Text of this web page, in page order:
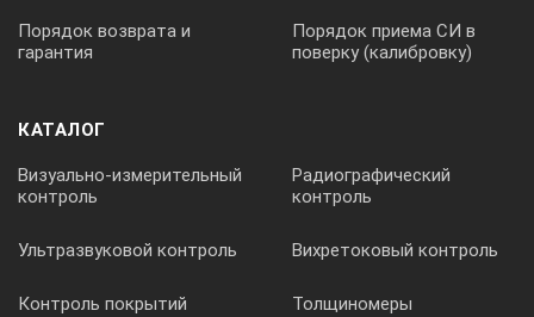
Порядок возврата и
гарантия
Порядок приема СИ в
поверку (калибровку)
КАТАЛОГ
Визуально-измерительный
контроль
Радиографический
контроль
Ультразвуковой контроль Вихретоковый контроль
Контроль покрытий Толщиномеры